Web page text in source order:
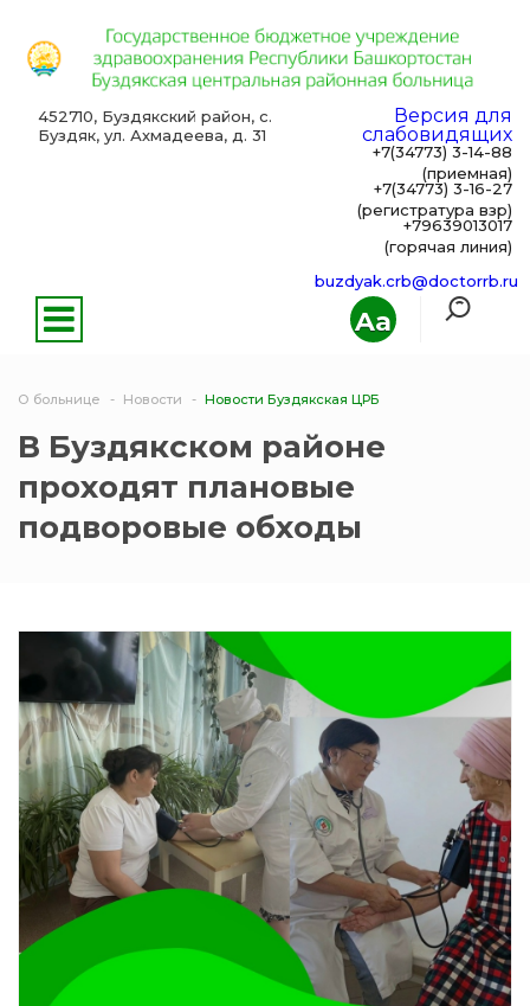
Aa
452710, Буздякский район, с.
Буздяк, ул. Ахмадеева, д. 31
Версия для
слабовидящих
+7(34773) 3-14-88
(приемная)
+7(34773) 3-16-27
(регистратура взр)
+79639013017
(горячая линия)
buzdyak.crb@doctorrb.ru
О больнице Новости Новости Буздякская ЦРБ
В Буздякском районе
проходят плановые
подворовые обходы